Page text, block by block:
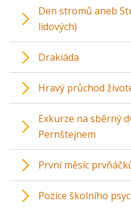
Den stromů aneb
lidových)
Drakiáda
Hravý průchod
Exkurze na sběrný
Pernštejnem
První měsíc
Pozice školního